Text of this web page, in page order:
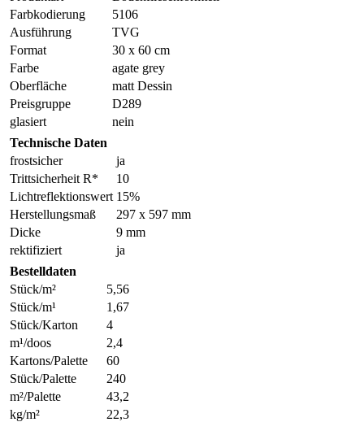
Farbkodierung
5106
Ausführung
TVG
Format
30 x 60 cm
Farbe
agate grey
Oberfläche
matt Dessin
Preisgruppe
D289
glasiert
nein
Technische Daten
frostsicher
ja
Trittsicherheit R*
10
Lichtreflektionswert 15%
Herstellungsmaß
297 x 597 mm
Dicke
9 mm
rektifiziert
ja
Bestelldaten
Stück/m²
5,56
Stück/m¹
1,67
Stück/Karton
4
m¹/doos
2,4
Kartons/Palette
60
Stück/Palette
240
m²/Palette
43,2
kg/m²
22,3